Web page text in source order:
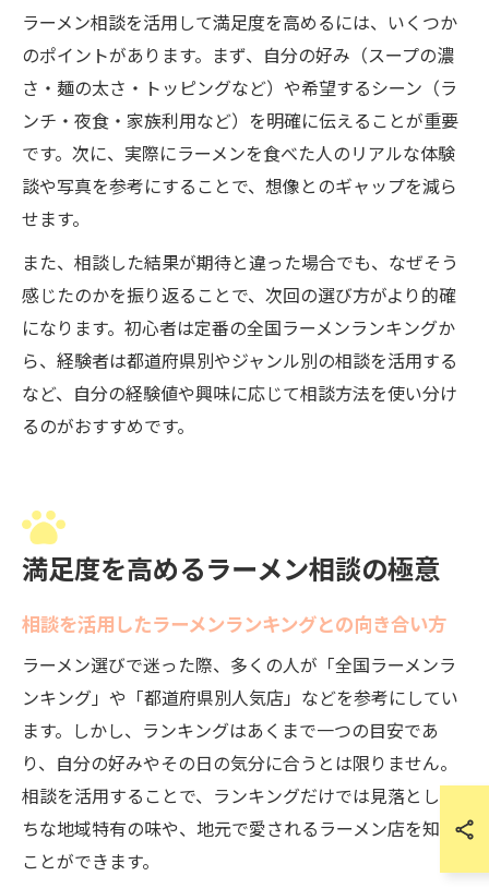
ラーメン相談を活用して満足度を高めるには、いくつか
のポイントがあります。まず、自分の好み（スープの濃
さ・麺の太さ・トッピングなど）や希望するシーン（ラ
ンチ・夜食・家族利用など）を明確に伝えることが重要
です。次に、実際にラーメンを食べた人のリアルな体験
談や写真を参考にすることで、想像とのギャップを減ら
せます。
また、相談した結果が期待と違った場合でも、なぜそう
感じたのかを振り返ることで、次回の選び方がより的確
になります。初心者は定番の全国ラーメンランキングか
ら、経験者は都道府県別やジャンル別の相談を活用する
など、自分の経験値や興味に応じて相談方法を使い分け
るのがおすすめです。
満足度を高めるラーメン相談の極意
相談を活用したラーメンランキングとの向き合い方
ラーメン選びで迷った際、多くの人が「全国ラーメンラ
ンキング」や「都道府県別人気店」などを参考にしてい
ます。しかし、ランキングはあくまで一つの目安であ
り、自分の好みやその日の気分に合うとは限りません。
相談を活用することで、ランキングだけでは見落としが
ちな地域特有の味や、地元で愛されるラーメン店を知る
ことができます。